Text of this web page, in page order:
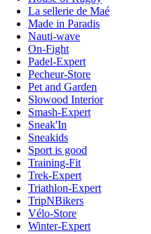
La sellerie de Maé
Made in Paradis
Nauti-wave
On-Fight
Padel-Expert
Pecheur-Store
Pet and Garden
Slowood Interior
Smash-Expert
Sneak'In
Sneakids
Sport is good
Training-Fit
Trek-Expert
Triathlon-Expert
TripNBikers
Vélo-Store
Winter-Expert